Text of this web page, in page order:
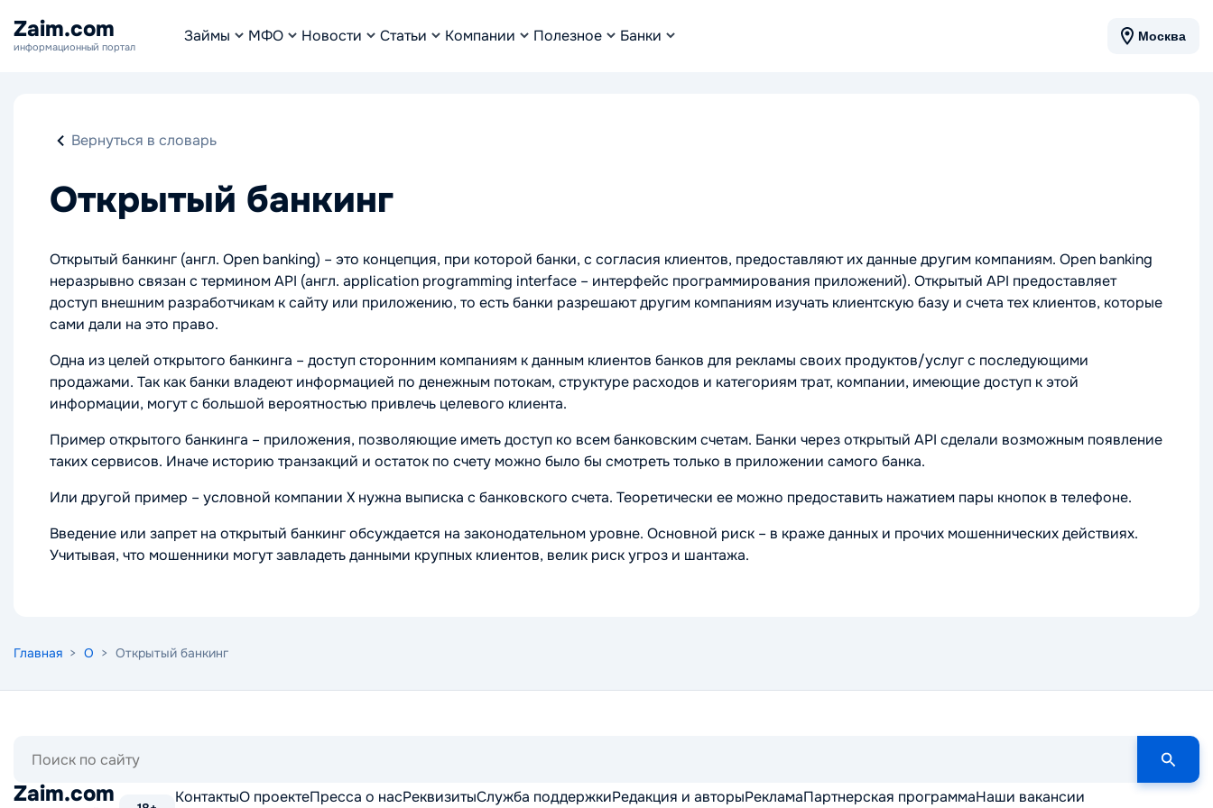
Zaim.com
информационный портал
Займы МФО Новости Статьи Компании Полезное Банки Москва
Вернуться в словарь
Открытый банкинг
Открытый банкинг (англ. Open banking) – это концепция, при которой банки, с согласия клиентов, предоставляют их данные другим компаниям. Open banking
неразрывно связан с терминомAPI (англ. application programming interface – интерфейс программирования приложений). Открытый API предоставляет
доступ внешним разработчикам к сайту или приложению, то есть банки разрешают другим компаниям изучать клиентскую базу и счета тех клиентов, которые
сами дали на это право.
Одна из целей открытого банкинга – доступ сторонним компаниям к данным клиентов банков для рекламы своих продуктов/услуг с последующими
продажами. Так как банки владеют информацией по денежным потокам, структуре расходов и категориям трат, компании, имеющие доступ к этой
информации, могут с большой вероятностью привлечь целевого клиента.
Пример открытого банкинга – приложения, позволяющие иметь доступ ко всем банковским счетам. Банки через открытый API сделали возможным появление
таких сервисов. Иначе историю транзакций и остаток по счету можно было бы смотреть только в приложении самого банка.
Или другой пример – условной компании Х нужна выписка с банковского счета. Теоретически ее можно предоставить нажатием пары кнопок в телефоне.
Введение или запрет на открытый банкинг обсуждается на законодательном уровне. Основной риск – в краже данных и прочих мошеннических действиях.
Учитывая, что мошенники могут завладеть данными крупных клиентов, велик риск угроз и шантажа.
Главная > О > Открытый банкинг
сайту
Zaim.com КонтактыО проектеПресса о насРеквизитыСлужба поддержкиРедакция и авторыРекламаПартнерская программаНаши вакансии